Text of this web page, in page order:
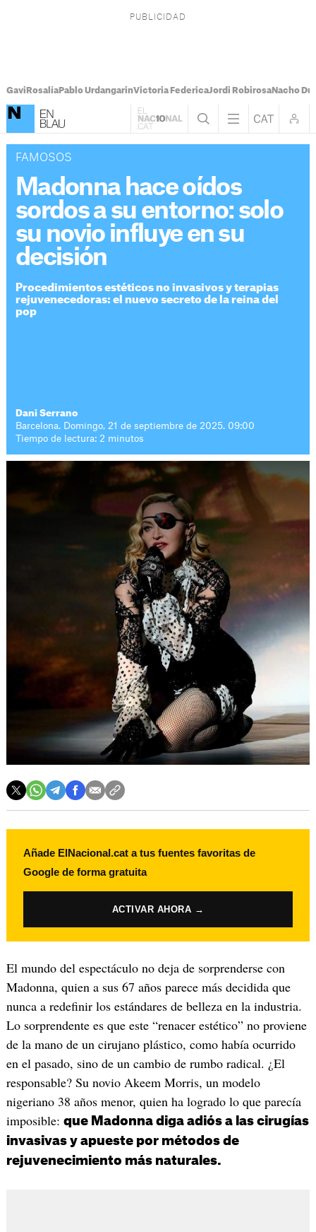
Gavi RosalíaPablo UrdangarinVictoria FedericaJordi RobirosaNacho
FAMOSOS
Madonna hace oídos
sordos a su entorno: solo
su novio influye en su
decisión
Procedimientos estéticos no invasivos y terapias
rejuvenecedoras: el nuevo secreto de la reina del
pop
Dani Serrano
Barcelona. Domingo, 21 de septiembre de 2025. 09:00
Tiempo de lectura: 2 minutos
Añade ElNacional.cat a tus fuentes favoritas de
Google de forma gratuita
ACTIVAR AHORA →
El mundo del espectáculo no deja de sorprenderse con
Madonna, quien a sus 67 años parece más decidida que
nunca a redefinir los estándares de belleza en la industria.
Lo sorprendente es que este “renacer estético” no proviene
de la mano de un cirujano plástico, como había ocurrido
en el pasado, sino de un cambio de rumbo radical. ¿El
responsable? Su novio Akeem Morris, un modelo
nigeriano 38 años menor, quien ha logrado lo que parecía
imposible: que Madonna diga adiós a las cirugías
invasivas y apueste por métodos de
rejuvenecimiento más naturales.